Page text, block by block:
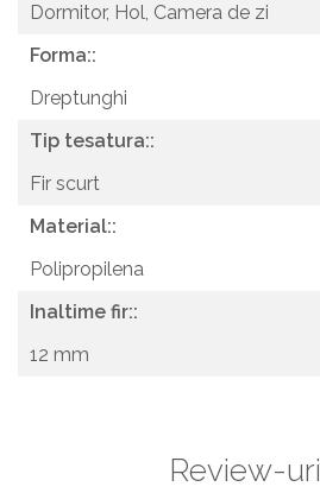
Dormitor, Hol, Camera de zi
Forma::
Dreptunghi
Tip tesatura::
Fir scurt
Material::
Polipropilena
Inaltime fir::
12 mm
Review-uri